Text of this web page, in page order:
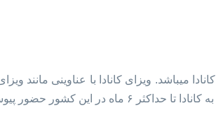
پیوسته داشته باشد.